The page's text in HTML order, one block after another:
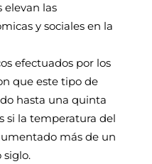
elevan las
y sociales en la
efectuados por los
que este tipo de
hasta una quinta
si la temperatura del
más de un
siglo.